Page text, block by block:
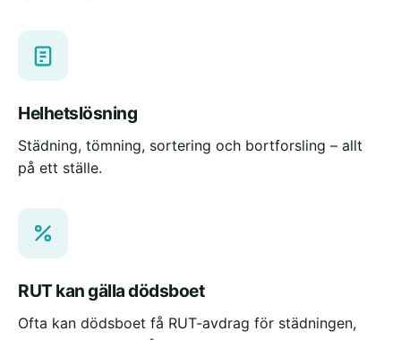
Helhetslösning
Städning, tömning, sortering och bortforsling – allt
på ett ställe.
RUT kan gälla dödsboet
Ofta kan dödsboet få RUT-avdrag för städningen,